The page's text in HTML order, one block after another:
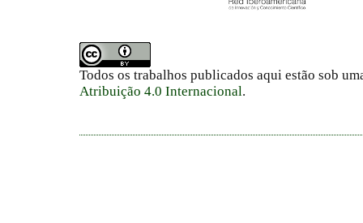
Todos os trabalhos publicados aqui estão sob
Atribuição 4.0 Internacional.